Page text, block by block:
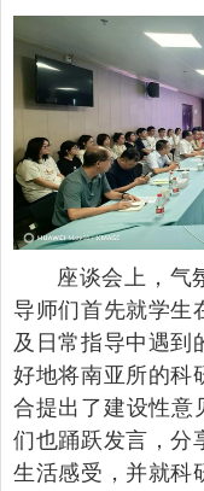
座谈会上，气
导师们首先就学生
及日常指导中遇到
好地将南亚所的科
合提出了建设性意
们也踊跃发言，分
生活感受，并就科